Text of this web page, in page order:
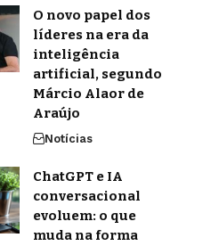
O novo papel dos
líderes na era da
inteligência
artificial, segundo
Márcio Alaor de
Araújo
Notícias
ChatGPT e IA
conversacional
evoluem: o que
muda na forma